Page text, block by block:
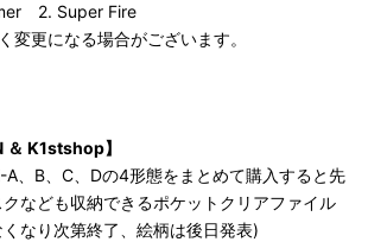
2. Super Fire​
変更になる場合がございます。
＆ K1stshop】
A、B、C、Dの4形態をまとめて購入すると先
なども収納できるポケットクリアファイル
なり次第終了、絵柄は後日発表)